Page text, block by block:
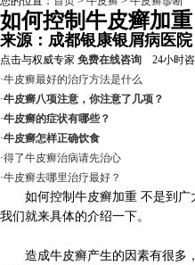
如何控制牛皮癣加重
来源：成都银康银屑病
点击与权威专家 免费在线咨询 24小时咨
·牛皮癣最好的治疗方法是什么
·牛皮癣八项注意，你注意了几项？
·牛皮癣的症状有哪些？
·牛皮癣怎样正确饮食
·得了牛皮癣治病请先治心
·牛皮癣去哪里治疗最好？
如何控制牛皮癣加重 不是到广大
我们就来具体的介绍一下。
造成牛皮癣产生的因素有很多，